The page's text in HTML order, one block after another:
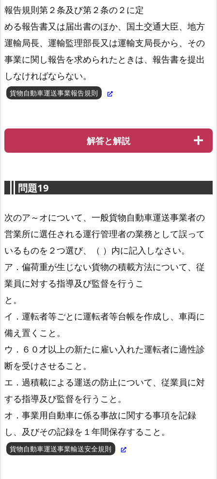
報告規則第２条及び第２条の２に定
める報告書又は届出書のほか、国土交通大臣、地方
運輸局長、運輸監理部長又は運輸支局長から、その
事業に関し報告を求められたときは、報告書を提出
しなければならない。
貨物自動車運送事業報告規則
解答と解説
貨物自動車運送事業報告規則第2条
問題19
次のア～オについて、一般貨物自動車運送事業者の
営業所に選任される運行管理者の業務として誤って
いるものを２つ選び、（ ）内に記入しなさい。
ア．偏荷重が生じない貨物の積載方法について、従
業員に対する指導及び監督を行うこ
と。
イ．運転者等ごとに運転者等台帳を作成し、車両に
備え置くこと。
ウ．６０才以上の新たに雇い入れた運転者に適性診
断を受けさせること。
エ．過積載による運送の防止について、従業員に対
する指導及び監督を行うこと。
オ．事業用自動車に係る事故に関する事項を記録
し、及びその記録を１年間保存すること。
貨物自動車運送事業輸送安全規則